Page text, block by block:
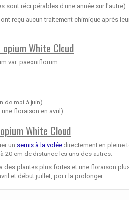
sont récupérables d'une année sur l'autre).
reçu aucun traitement chimique après
White Cloud
var. paeoniflorum
de mai à juin)
floraison en avril)
White Cloud
un semis à la volée directement en pleine
20 cm de distance les uns des autres.
des plantes plus fortes et une floraison
et début juillet, pour la prolonger.